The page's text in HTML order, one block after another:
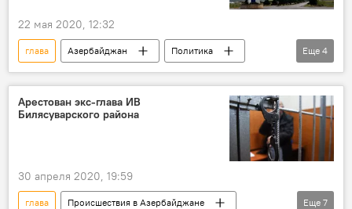
22 мая 2020, 12:32
глава Азербайджан
Политика
Новости
Исполнительная власть
Увольнение
Гейгельский район
Еще 4
Арестован экс-глава ИВ
Билясуварского района
30 апреля 2020, 19:59
глава
Происшествия в Азербайджане
Еще 7